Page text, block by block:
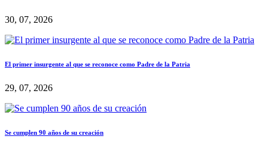
30, 07, 2026
El primer insurgente al que se reconoce como Padre de la Patria
29, 07, 2026
Se cumplen 90 años de su creación